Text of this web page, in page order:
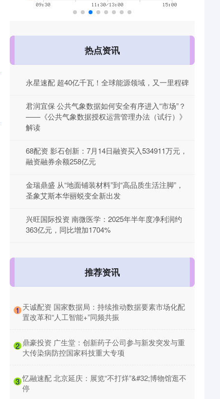
热点资讯
永星速配 超40亿千瓦！全球能源领域，又一里程碑
君润宜保 公共气象数据如何安全有序进入“市场”？
——《公共气象数据授权运营管理办法（试行）》
解读
68配资 影石创新：7月14日融资买入534911万元，
融资融券余额258亿元
金瑞鼎盛 从“地面铺装材料”到“高品质生活注脚”，
圣象艾斯本华丽蜕变全新出发
兴旺国际投资 南微医学：2025年半年度净利润约
363亿元，同比增加1704%
推荐资讯
1 ​天诚配资 国家数据局：持续推动数据要素市场化配
置改革和“人工智能+”同频共振
2 ​鼎豪投资 广生堂：创新药子公司参与新发突发与重
大传染病防控国家科技重大专项
3 ​忆融速配 北京延庆：展览“不打烊”&#32;博物馆逛不
停